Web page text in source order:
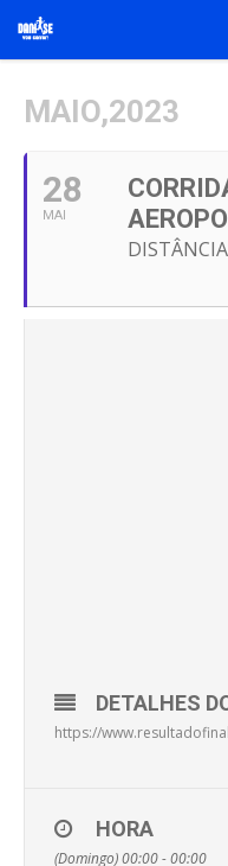
MAIO,2023
28
MAI
DETALHES
https://
HORA
(Domingo) 00:00 - 00:00